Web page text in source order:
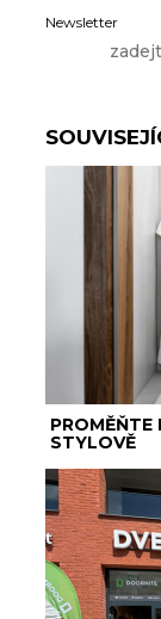
Newsletter
PROMĚŇTE
STYLOVĚ